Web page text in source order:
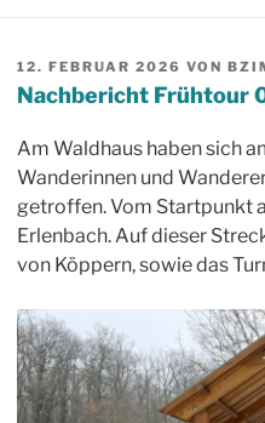
VERÖFFENTLICHT
AM
12. FEBRUAR 2026 VON
Nachbericht Frühtour
Am Waldhaus haben sich
Wanderinnen und
getroffen. Vom Startpunkt
Erlenbach. Auf dieser
von Köppern, sowie das